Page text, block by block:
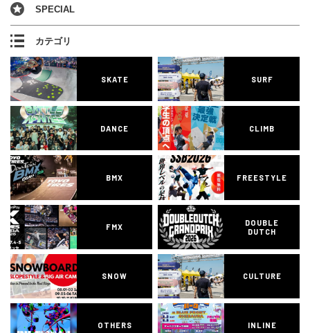
SPECIAL
カテゴリ
SKATE SURF
DANCE CLIMB
BMX FREESTYLE
FMX
DOUBLE
DUTCH
SNOW CULTURE
OTHERS INLINE